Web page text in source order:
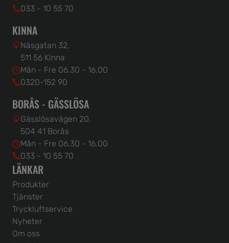
033 - 10 55 70
KINNA
Näsgatan 32,
511 56 Kinna
Mån - Fre 06.30 - 16.00
0320-152 90
BORÅS - GÄSSLÖSA
Gässlösavägen 20,
504 41 Borås
Mån - Fre 06.30 - 16.00
033 - 10 55 70
LÄNKAR
Produkter
Tjänster
Tryckluftservice
Nyheter
Om oss